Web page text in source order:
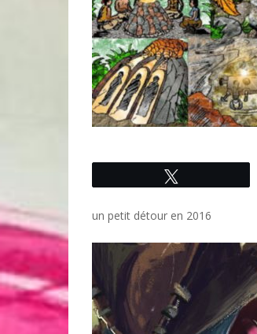
un petit détour en 2016